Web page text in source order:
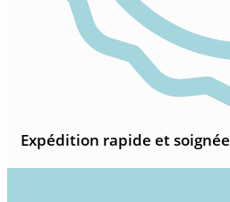
Expédition rapide et soignée